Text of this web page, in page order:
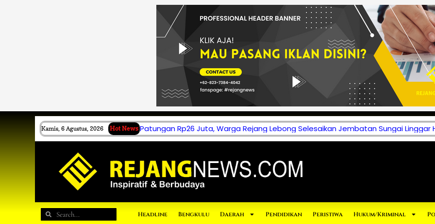
Kamis, 6 Agustus, 2026 Hot News Patungan Rp26 Juta, Warga Rejang Lebong Selesaikan Jembatan Sungai Linggar
Search
Search Headline Bengkulu Daerah Pendidikan Peristiwa Hukum/Kriminal